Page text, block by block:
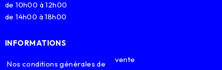
de 10h00 à 12h00
de 14h00 à 18h00
INFORMATIONS
Nos conditions générales de vente